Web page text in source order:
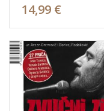
14,99 €